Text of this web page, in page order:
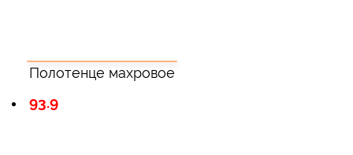
Полотенце махровое
93.9